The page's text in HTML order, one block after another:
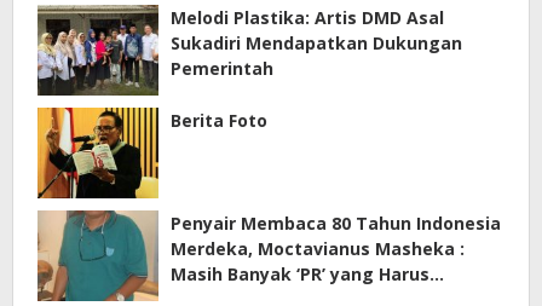
Melodi Plastika: Artis DMD Asal
Sukadiri Mendapatkan Dukungan
Pemerintah
Berita Foto
Penyair Membaca 80 Tahun Indonesia
Merdeka, Moctavianus Masheka :
Masih Banyak ‘PR’ yang Harus